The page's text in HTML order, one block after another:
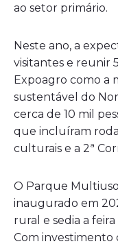
ao setor primário.
Neste ano, a
visitantes e reunir
Expoagro como a
sustentável do
cerca de 10 mil
que incluíram
culturais e a 2ª
O Parque
inaugurado em
rural e sedia a
Com investimento